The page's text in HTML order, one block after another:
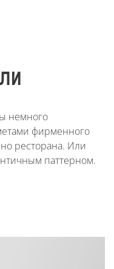
немного
фирменного
ресторана. Или
паттерном.